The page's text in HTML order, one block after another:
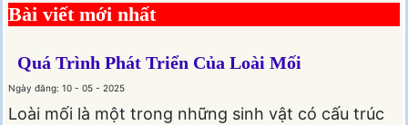
Bài viết mới nhất
Quá Trình Phát Triển Của Loài Mối
Ngày đăng: 10 - 05 - 2025
Loài mối là một trong những sinh vật có cấu trúc